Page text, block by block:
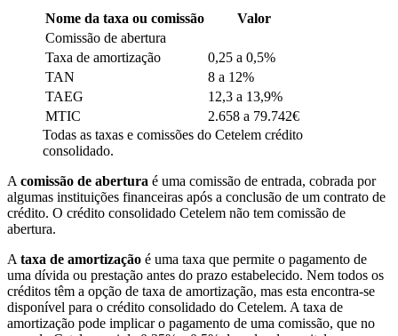
Nome da taxa ou comissão
Valor
Comissão de abertura
Taxa de amortização
0,25 a 0,5%
TAN
8 a 12%
TAEG
12,3 a 13,9%
MTIC
2.658 a 79.742€
Todas as taxas e comissões do Cetelem crédito
consolidado.
A comissão de abertura é uma comissão de entrada, cobrada por
algumas instituições financeiras após a conclusão de um contrato de
crédito. O crédito consolidado Cetelem não tem comissão de
abertura.
A taxa de amortização é uma taxa que permite o pagamento de
uma dívida ou prestação antes do prazo estabelecido. Nem todos os
créditos têm a opção de taxa de amortização, mas esta encontra-se
disponível para o crédito consolidado do Cetelem. A taxa de
amortização pode implicar o pagamento de uma comissão, que no